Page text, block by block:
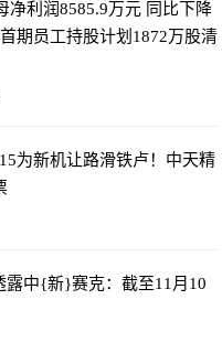
净利润8585.9万元 同比下降
期员工持股计划1872万股清
为新机让路滑铁卢！ 中天精
露中{新}赛克：截至11月10